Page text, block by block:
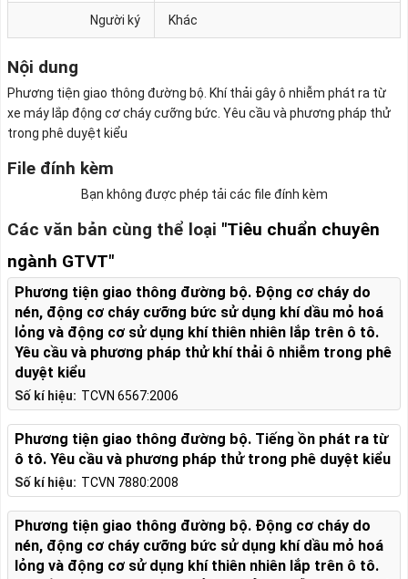
Người ký Khác
Nội dung
Phương tiện giao thông đường bộ. Khí thải gây ô nhiễm phát ra từ
xe máy lắp động cơ cháy cưỡng bức. Yêu cầu và phương pháp thử
trong phê duyệt kiểu
File đính kèm
Bạn không được phép tải các file đính kèm
Các văn bản cùng thể loại "Tiêu chuẩn chuyên
ngành GTVT"
Số kí hiệu: TCVN 6567:2006
Phương tiện giao thông đường bộ. Động cơ cháy do
nén, động cơ cháy cưỡng bức sử dụng khí dầu mỏ hoá
lỏng và động cơ sử dụng khí thiên nhiên lắp trên ô tô.
Yêu cầu và phương pháp thử khí thải ô nhiễm trong phê
duyệt kiểu
Số kí hiệu: TCVN 7880:2008
Phương tiện giao thông đường bộ. Tiếng ồn phát ra từ
ô tô. Yêu cầu và phương pháp thử trong phê duyệt kiểu
Phương tiện giao thông đường bộ. Động cơ cháy do
nén, động cơ cháy cưỡng bức sử dụng khí dầu mỏ hoá
lỏng và động cơ sử dụng khí thiên nhiên lắp trên ô tô.